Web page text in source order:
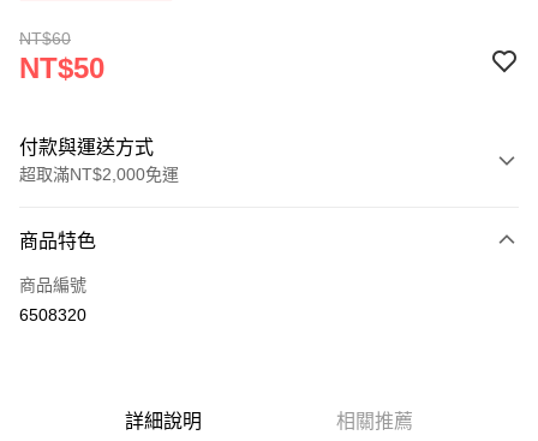
NT$60
NT$50
付款與運送方式
超取滿NT$2,000免運
信用卡一次付款
超商取貨付款
商品特色
商品編號
6508320
詳細說明 相關推薦